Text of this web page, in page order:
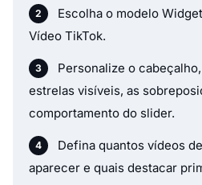
Escolha o modelo
Vídeo TikTok.
Personalize o
estrelas visíveis, as
comportamento do slider.
Defina quantos vídeos
aparecer e quais destacar